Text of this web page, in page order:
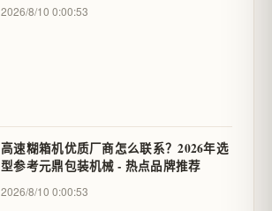
2026/8/10 0:00:53
高速糊箱机优质厂商怎么联系？2026年选
型参考元鼎包装机械 - 热点品牌推荐
2026/8/10 0:00:53